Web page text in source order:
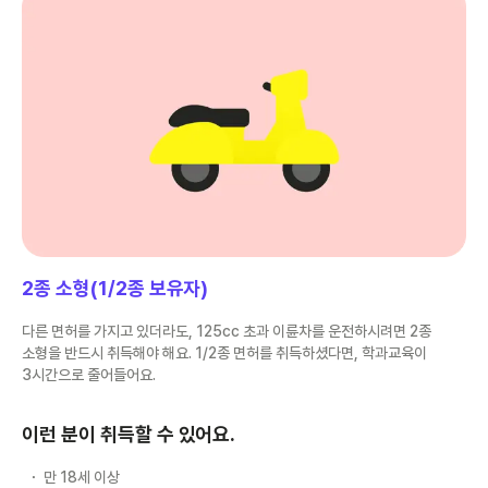
2종 소형(1/2종 보유자)
다른 면허를 가지고 있더라도, 125cc 초과 이륜차를 운전하시려면 2종
소형을 반드시 취득해야 해요. 1/2종 면허를 취득하셨다면, 학과교육이
3시간으로 줄어들어요.
이런 분이 취득할 수 있어요.
만 18세 이상